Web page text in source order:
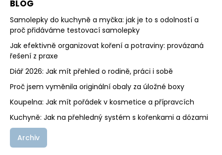
BLOG
Samolepky do kuchyně a myčka: jak je to s odolností a
proč přidáváme testovací samolepky
Jak efektivně organizovat koření a potraviny: provázaná
řešení z praxe
Diář 2026: Jak mít přehled o rodině, práci i sobě
Proč jsem vyměnila originální obaly za úložné boxy
Koupelna: Jak mít pořádek v kosmetice a přípravcích
Kuchyně: Jak na přehledný systém s kořenkami a dózami
Archiv